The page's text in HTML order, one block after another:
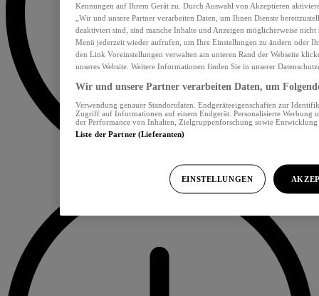
Kennungen auf Ihrem Gerät zu. Durch Auswahl von Akzeptieren
„Wir und unsere Partner verarbeiten Daten, um Ihnen Dienste
deaktiviert sind, sind manche Inhalte und Anzeigen möglicherweise nicht
Menü jederzeit wieder aufrufen, um Ihre Einstellungen zu ändern oder
den Link Voreinstellungen verwalten am unteren Rand der Webseite
unseres Website. Weitere Informationen finden Sie in unserer
Wir und unsere Partner verarbeiten Daten, um
Verwendung genauer Standortdaten. Endgeräteeigenschaften zur
Zugriff auf Informationen auf einem Endgerät. Personalisierte Werbung
der Performance von Inhalten, Zielgruppenforschung sowie
Liste der Partner (Lieferanten)
EINSTELLUNGEN